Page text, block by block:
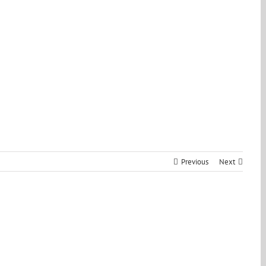
Previous Next